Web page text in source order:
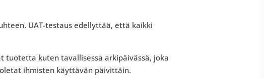
UAT-testaus edellyttää, että kaikki
kuten tavallisessa arkipäivässä, joka
ihmisten käyttävän päivittäin.